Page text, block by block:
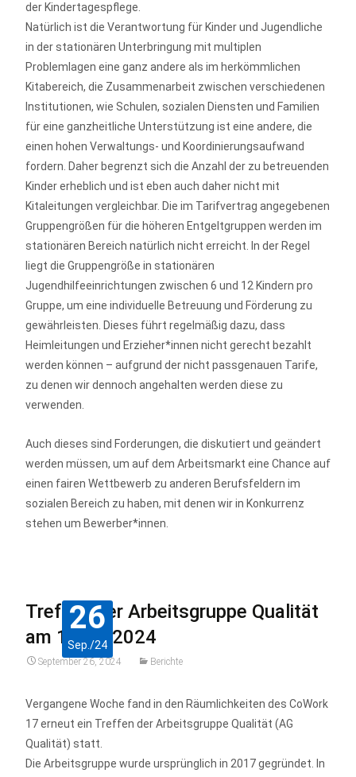
der Kindertagespflege.
Natürlich ist die Verantwortung für Kinder und Jugendliche
in der stationären Unterbringung mit multiplen
Problemlagen eine ganz andere als im herkömmlichen
Kitabereich, die Zusammenarbeit zwischen verschiedenen
Institutionen, wie Schulen, sozialen Diensten und Familien
für eine ganzheitliche Unterstützung ist eine andere, die
einen hohen Verwaltungs- und Koordinierungsaufwand
fordern. Daher begrenzt sich die Anzahl der zu betreuenden
Kinder erheblich und ist eben auch daher nicht mit
Kitaleitungen vergleichbar. Die im Tarifvertrag angegebenen
Gruppengrößen für die höheren Entgeltgruppen werden im
stationären Bereich natürlich nicht erreicht. In der Regel
liegt die Gruppengröße in stationären
Jugendhilfeeinrichtungen zwischen 6 und 12 Kindern pro
Gruppe, um eine individuelle Betreuung und Förderung zu
gewährleisten. Dieses führt regelmäßig dazu, dass
Heimleitungen und Erzieher*innen nicht gerecht bezahlt
werden können – aufgrund der nicht passgenauen Tarife,
zu denen wir dennoch angehalten werden diese zu
verwenden.
Auch dieses sind Forderungen, die diskutiert und geändert
werden müssen, um auf dem Arbeitsmarkt eine Chance auf
einen fairen Wettbewerb zu anderen Berufsfeldern im
sozialen Bereich zu haben, mit denen wir in Konkurrenz
stehen um Bewerber*innen.
26
Sep./24
Treffen der Arbeitsgruppe Qualität
am 19.09.2024
September 26, 2024 Berichte
Vergangene Woche fand in den Räumlichkeiten des CoWork
17 erneut ein Treffen der Arbeitsgruppe Qualität (AG
Qualität) statt.
Die Arbeitsgruppe wurde ursprünglich in 2017 gegründet. In